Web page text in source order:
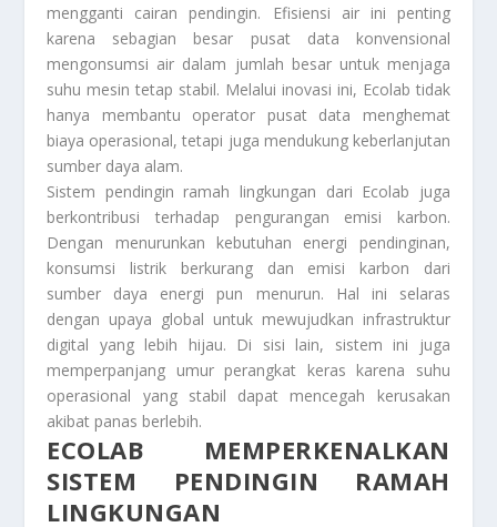
mengganti cairan pendingin. Efisiensi air ini penting
karena sebagian besar pusat data konvensional
mengonsumsi air dalam jumlah besar untuk menjaga
suhu mesin tetap stabil. Melalui inovasi ini, Ecolab tidak
hanya membantu operator pusat data menghemat
biaya operasional, tetapi juga mendukung keberlanjutan
sumber daya alam.
Sistem pendingin ramah lingkungan dari Ecolab juga
berkontribusi terhadap pengurangan emisi karbon.
Dengan menurunkan kebutuhan energi pendinginan,
konsumsi listrik berkurang dan emisi karbon dari
sumber daya energi pun menurun. Hal ini selaras
dengan upaya global untuk mewujudkan infrastruktur
digital yang lebih hijau. Di sisi lain, sistem ini juga
memperpanjang umur perangkat keras karena suhu
operasional yang stabil dapat mencegah kerusakan
akibat panas berlebih.
ECOLAB MEMPERKENALKAN
SISTEM PENDINGIN RAMAH
LINGKUNGAN